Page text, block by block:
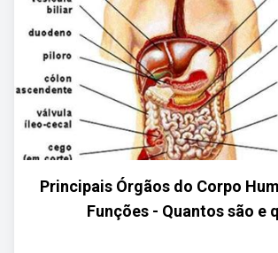
Principais Órgãos do Corpo
Funções - Quantos são e